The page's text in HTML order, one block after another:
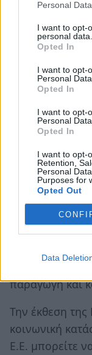
Personal
I want to opt-
personal data.
Opted In
I want to opt-
Personal Data.
Opted In
I want to opt-
Personal
Opted In
I want to opt-
Retention,
Personal
Purposes for
Opted Out
Data
ενεργοποίηση
έχει φτάσει.
Αναμένουμε τις
Η
πολιτικής
δεδομένο ότι
παρουσία των
¨οσοι έχουνη
μέλλον του
δεν
στοιχειώδη,
παραγωγή και
Την έκθεση
κοινωνική
Ε.Ε. μπορείτε